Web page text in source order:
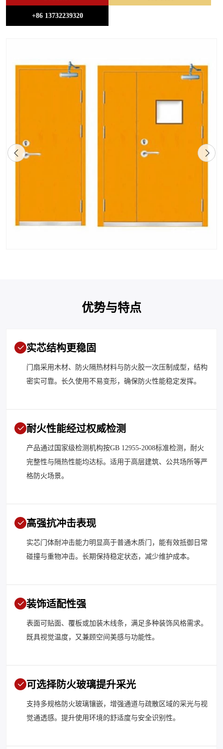
+86 13732239320
优势与特点
实芯结构更稳固
门扇采用木材、防火隔热材料与防火胶一次压制成型，结构
密实可靠。长久使用不易变形，确保防火性能稳定发挥。
耐火性能经过权威检测
产品通过国家级检测机构按GB 12955-2008标准检测，耐火
完整性与隔热性能均达标。适用于高层建筑、公共场所等严
格防火场景。
高强抗冲击表现
实芯门体耐冲击能力明显高于普通木质门，能有效抵御日常
碰撞与重物冲击。长期保持稳定状态，减少维护成本。
装饰适配性强
表面可贴面、覆板或加装木线条，满足多种装饰风格需求。
既具视觉温度，又兼顾空间美感与功能性。
可选择防火玻璃提升采光
支持多规格防火玻璃镶嵌，增强通道与疏散区域的采光与视
觉通透感。提升使用环境的舒适度与安全识别性。